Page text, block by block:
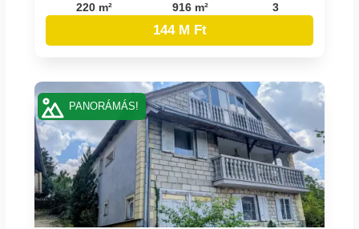
220 m² 916 m² 3
144 M Ft
PANORÁMÁS!